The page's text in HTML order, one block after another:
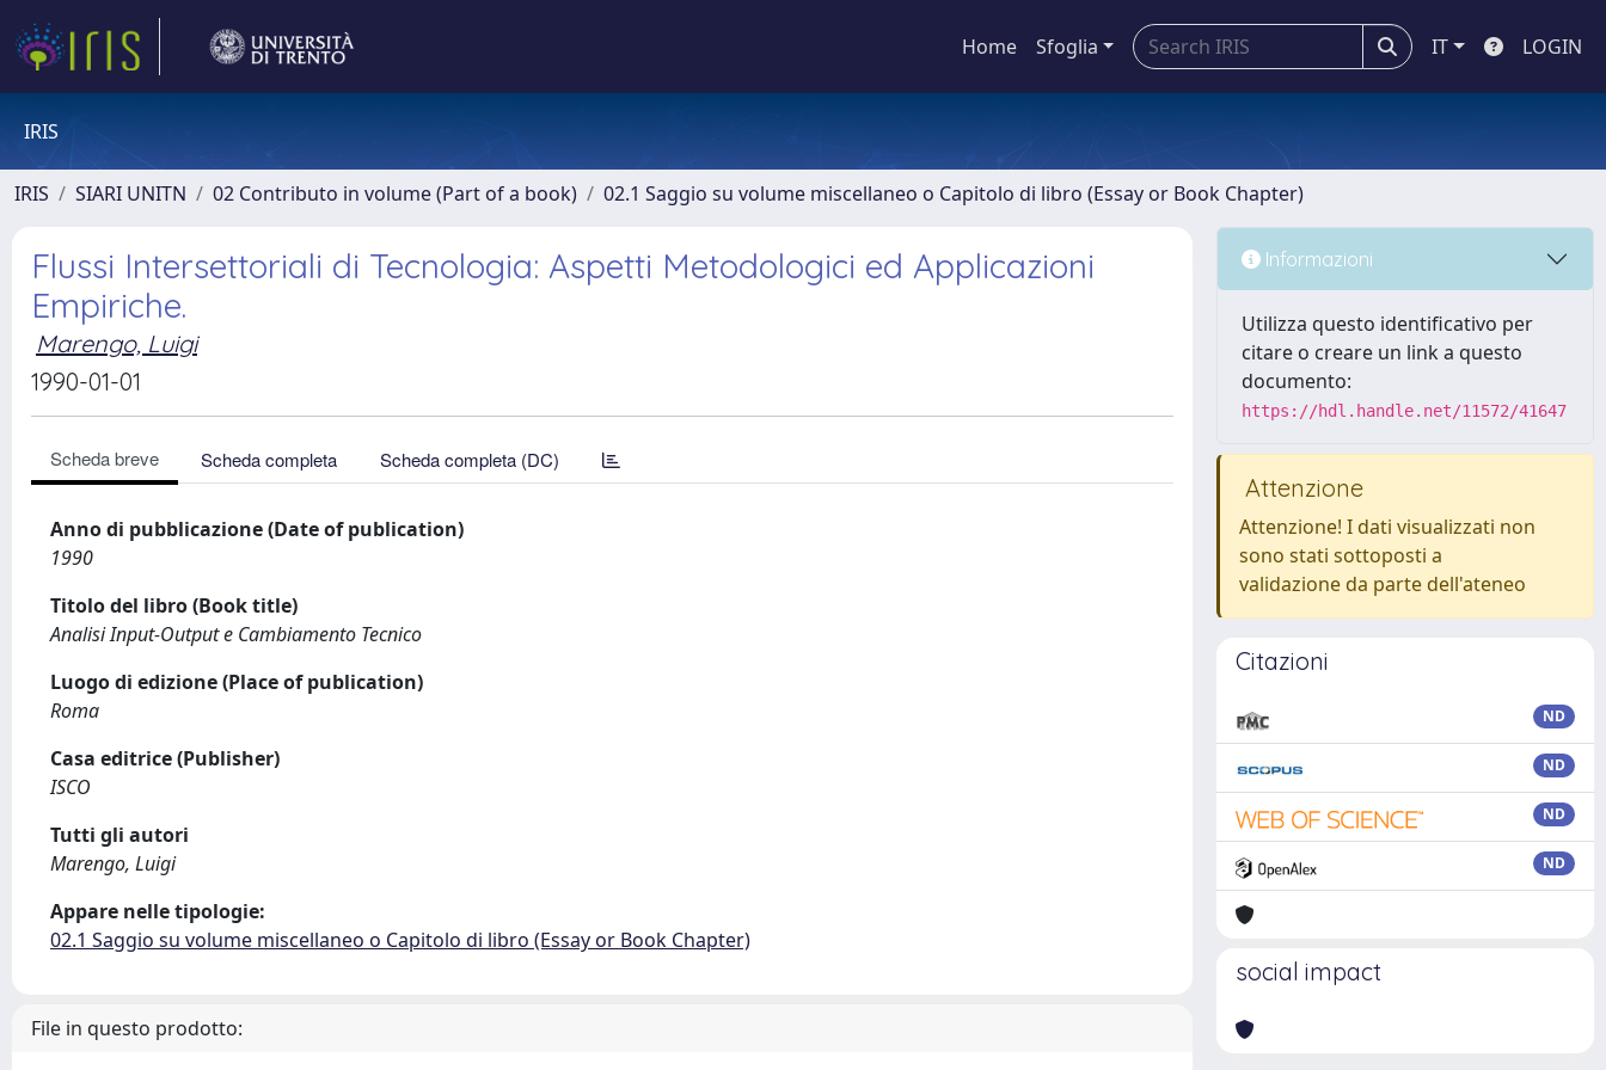
Home Sfoglia IT LOGIN
IRIS
IRIS SIARI UNITN 02 Contributo in volume (Part of a book) 02.1 Saggio su volume miscellaneo o Capitolo di libro (Essay or Book Chapter)
Flussi Intersettoriali di Tecnologia: Aspetti Metodologici ed Applicazioni
Empiriche.
Marengo, Luigi
1990-01-01
Scheda breve Scheda completa Scheda completa (DC)
Anno di pubblicazione (Date of publication)
1990
Titolo del libro (Book title)
Analisi Input-Output e Cambiamento Tecnico
Luogo di edizione (Place of publication)
Roma
Casa editrice (Publisher)
ISCO
Tutti gli autori
Marengo, Luigi
Appare nelle tipologie:
02.1 Saggio su volume miscellaneo o Capitolo di libro (Essay or Book Chapter)
File in questo prodotto:
Informazioni
Utilizza questo identificativo per
citare o creare un link a questo
documento:
https://hdl.handle.net/11572/41647
Attenzione
Attenzione! I dati visualizzati non
sono stati sottoposti a
validazione da parte dell'ateneo
Citazioni
ND
ND
ND
ND
social impact